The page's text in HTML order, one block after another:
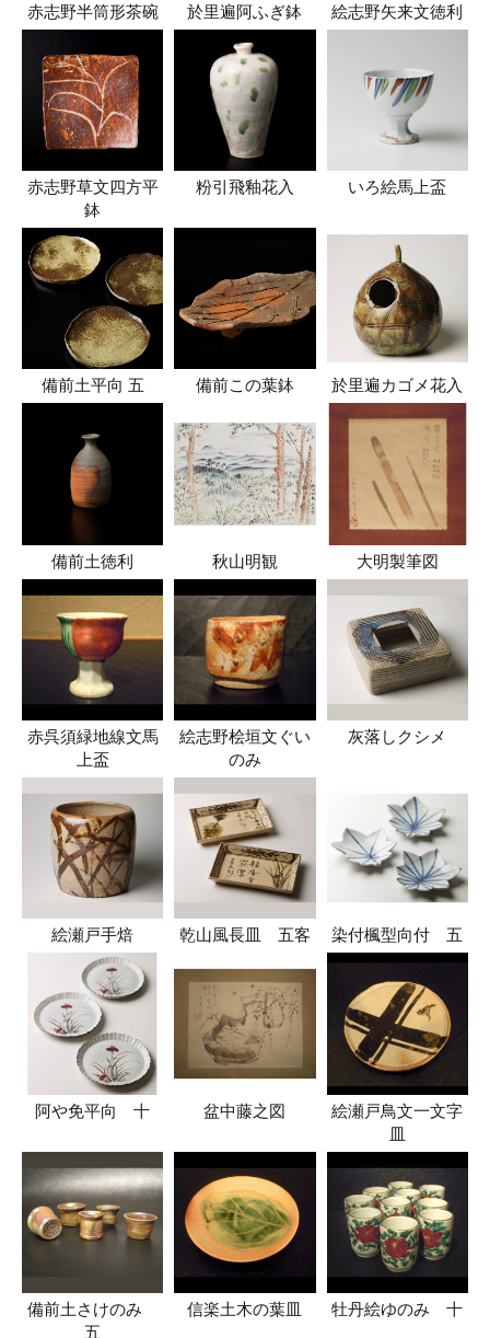
赤志野半筒形茶碗 於里遍阿ふぎ鉢 絵志野矢来文徳利
赤志野草文四方平
鉢
粉引飛釉花入 いろ絵馬上盃
備前土平向 五 備前この葉鉢 於里遍カゴメ花入
備前土徳利 秋山明観 大明製筆図
赤呉須緑地線文馬
上盃
絵志野桧垣文ぐい
のみ
灰落しクシメ
絵瀬戸手焙 乾山風長皿 五客 染付楓型向付 五
阿や免平向 十 盆中藤之図
絵瀬戸鳥文一文字
皿
備前土さけのみ
五
信楽土木の葉皿 牡丹絵ゆのみ 十